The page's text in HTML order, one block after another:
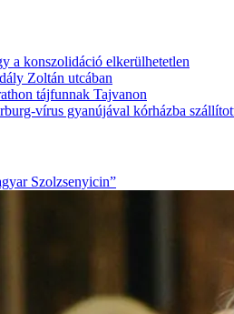
a konszolidáció elkerülhetetlen
Zoltán utcában
tájfunnak Tajvanon
vírus gyanújával kórházba
Szolzsenyicin”